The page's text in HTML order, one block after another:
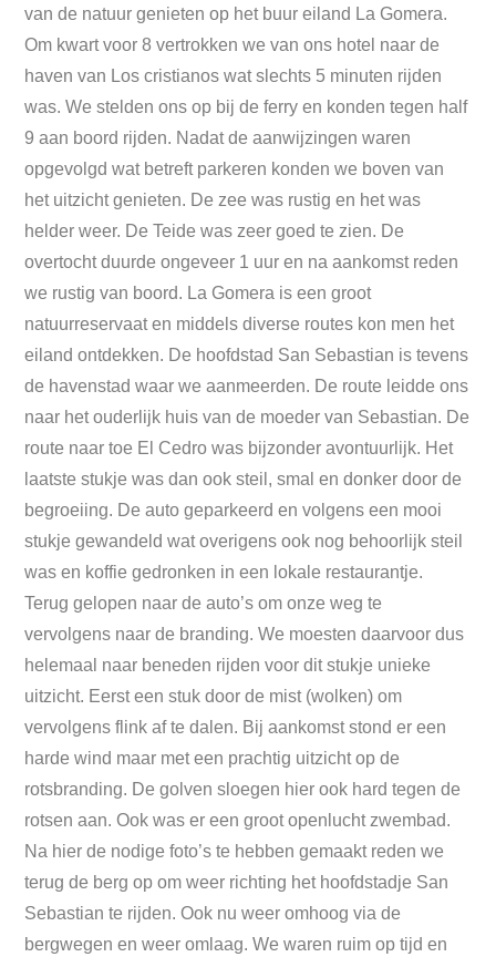
van de natuur genieten op het buur eiland La Gomera.
Om kwart voor 8 vertrokken we van ons hotel naar de
haven van Los cristianos wat slechts 5 minuten rijden
was. We stelden ons op bij de ferry en konden tegen half
9 aan boord rijden. Nadat de aanwijzingen waren
opgevolgd wat betreft parkeren konden we boven van
het uitzicht genieten. De zee was rustig en het was
helder weer. De Teide was zeer goed te zien. De
overtocht duurde ongeveer 1 uur en na aankomst reden
we rustig van boord. La Gomera is een groot
natuurreservaat en middels diverse routes kon men het
eiland ontdekken. De hoofdstad San Sebastian is tevens
de havenstad waar we aanmeerden. De route leidde ons
naar het ouderlijk huis van de moeder van Sebastian. De
route naar toe El Cedro was bijzonder avontuurlijk. Het
laatste stukje was dan ook steil, smal en donker door de
begroeiing. De auto geparkeerd en volgens een mooi
stukje gewandeld wat overigens ook nog behoorlijk steil
was en koffie gedronken in een lokale restaurantje.
Terug gelopen naar de auto’s om onze weg te
vervolgens naar de branding. We moesten daarvoor dus
helemaal naar beneden rijden voor dit stukje unieke
uitzicht. Eerst een stuk door de mist (wolken) om
vervolgens flink af te dalen. Bij aankomst stond er een
harde wind maar met een prachtig uitzicht op de
rotsbranding. De golven sloegen hier ook hard tegen de
rotsen aan. Ook was er een groot openlucht zwembad.
Na hier de nodige foto’s te hebben gemaakt reden we
terug de berg op om weer richting het hoofdstadje San
Sebastian te rijden. Ook nu weer omhoog via de
bergwegen en weer omlaag. We waren ruim op tijd en